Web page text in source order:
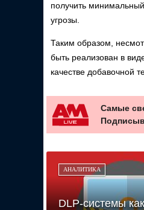
получить
угрозы.
Таким образом,
быть реализован в
качестве добавочной
Самые
АНАЛИТИКА
DLP-системы